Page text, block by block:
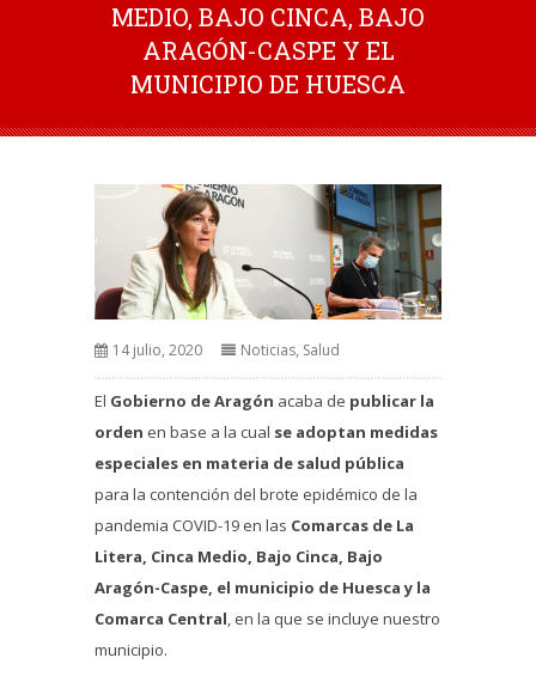
MEDIO, BAJO CINCA, BAJO
ARAGÓN-CASPE Y EL
MUNICIPIO DE HUESCA
14 julio, 2020 Noticias, Salud
El Gobierno de Aragón acaba de publicar la
orden en base a la cual se adoptan medidas
especiales en materia de salud pública
para la contención del brote epidémico de la
pandemia COVID-19 en las Comarcas de La
Litera, Cinca Medio, Bajo Cinca, Bajo
Aragón-Caspe, el municipio de Huesca y la
Comarca Central, en la que se incluye nuestro
municipio.